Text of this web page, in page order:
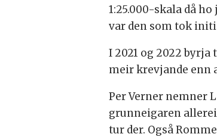
1:25.000-skala då
var den som tok
I 2021 og 2022
meir krevjande enn
Per Verner nemner
grunneigaren
tur der. Også